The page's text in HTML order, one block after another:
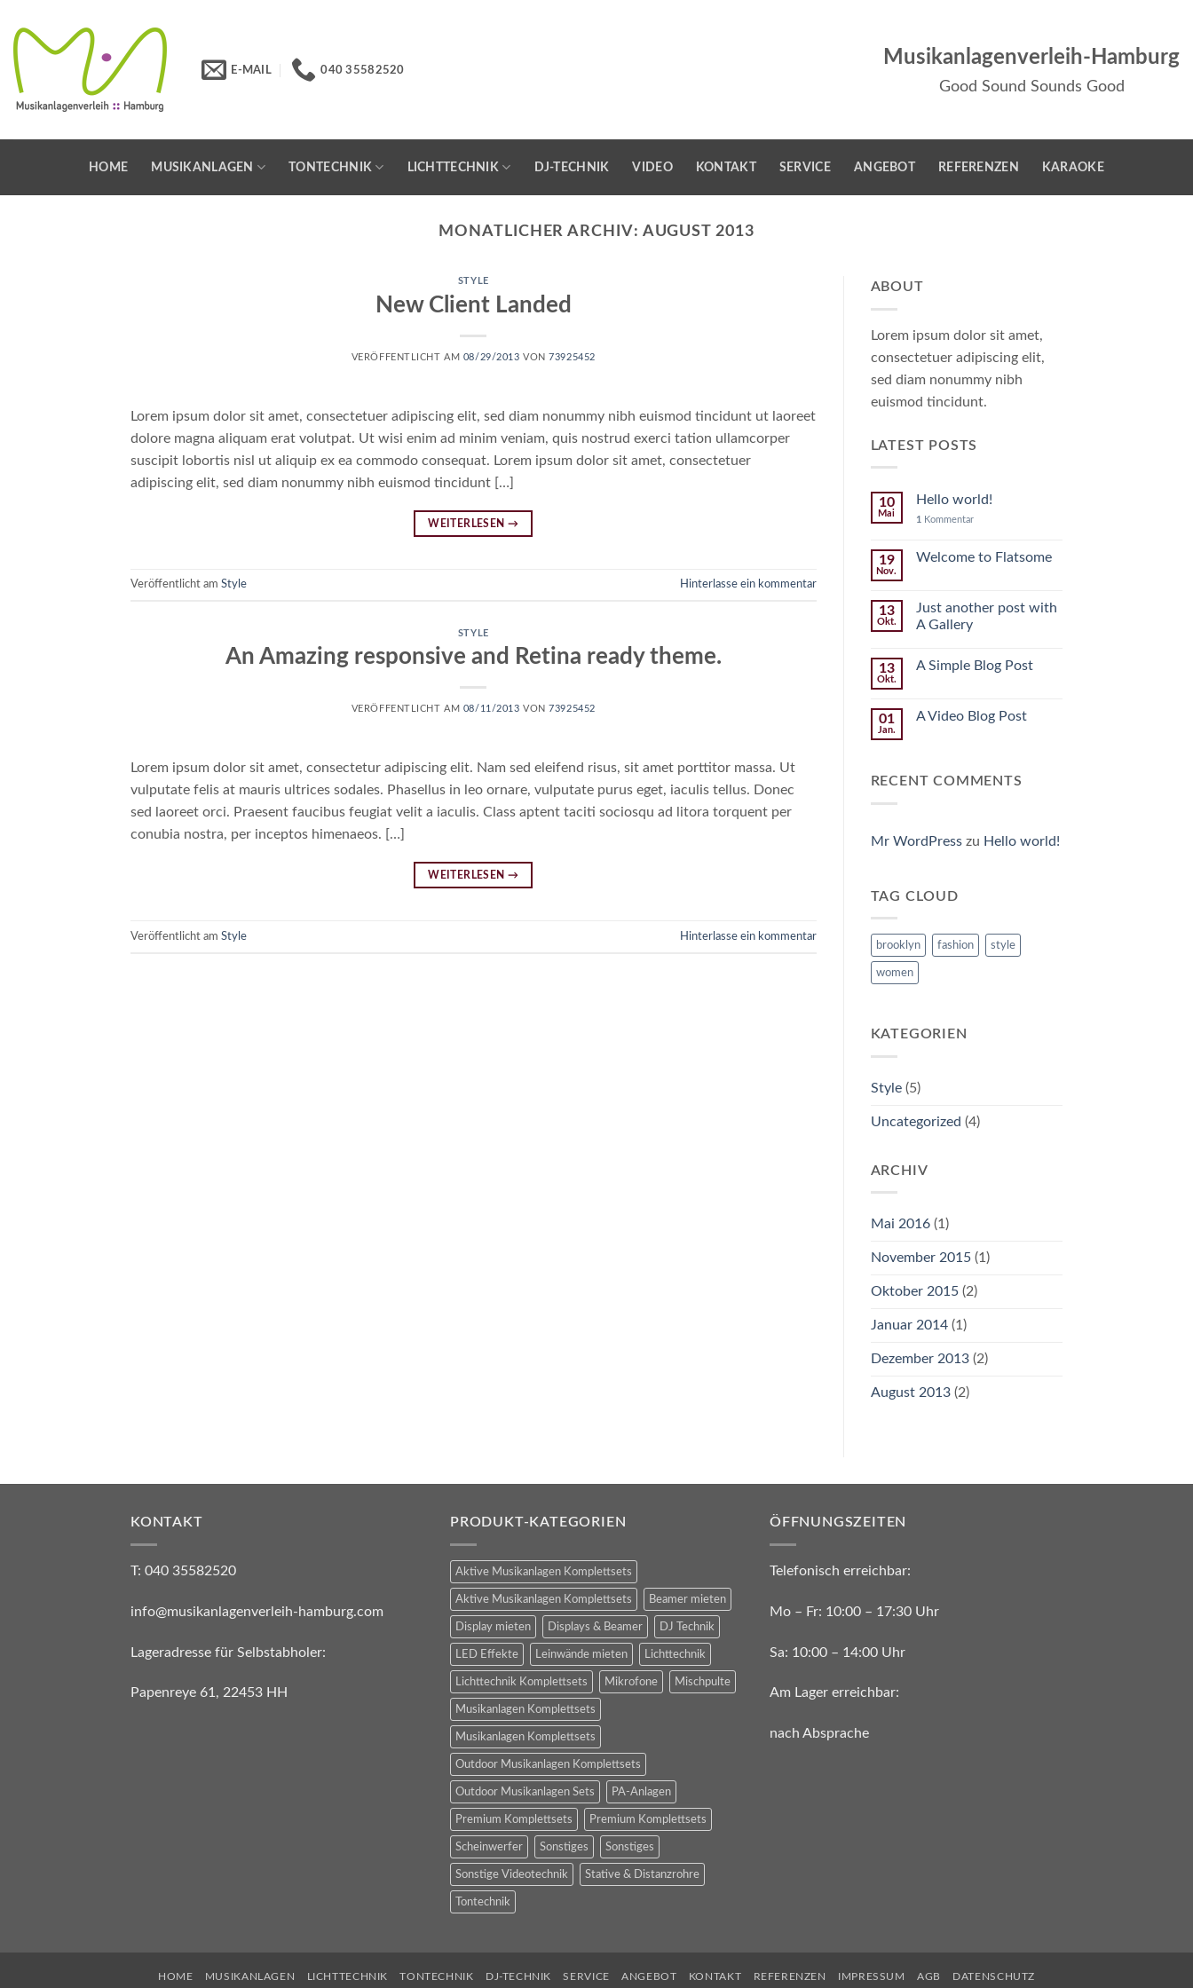
content
E-MAIL 040 35582520
Musikanlagenverleih-Hamburg
Good Sound Sounds Good
HOME MUSIKANLAGEN TONTECHNIK LICHTTECHNIK DJ-TECHNIK VIDEO KONTAKT SERVICE ANGEBOT REFERENZEN KARAOKE
MONATLICHER ARCHIV: AUGUST 2013
STYLE
New Client Landed
VERÖFFENTLICHT AM 08/29/2013 VON73925452
Lorem ipsum dolor sit amet, consectetuer adipiscing elit, sed diam nonummy nibh euismod tincidunt ut laoreet
dolore magna aliquam erat volutpat. Ut wisi enim ad minim veniam, quis nostrud exerci tation ullamcorper
suscipit lobortis nisl ut aliquip ex ea commodo consequat. Lorem ipsum dolor sit amet, consectetuer
adipiscing elit, sed diam nonummy nibh euismod tincidunt […]
WEITERLESEN →
Veröffentlicht am Style Hinterlasse ein kommentar
STYLE
An Amazing responsive and Retina ready theme.
VERÖFFENTLICHT AM 08/11/2013 VON 73925452
Lorem ipsum dolor sit amet, consectetur adipiscing elit. Nam sed eleifend risus, sit amet porttitor massa. Ut
vulputate felis at mauris ultrices sodales. Phasellus in leo ornare, vulputate purus eget, iaculis tellus. Donec
sed laoreet orci. Praesent faucibus feugiat velit a iaculis. Class aptent taciti sociosqu ad litora torquent per
conubia nostra, per inceptos himenaeos. […]
WEITERLESEN →
Veröffentlicht am Style Hinterlasse ein kommentar
ABOUT
Lorem ipsum dolor sit amet,
consectetuer adipiscing elit,
sed diam nonummy nibh
euismod tincidunt.
LATEST POSTS
10
Mai
Hello world!
1Kommentar
19
Nov.
Welcome to Flatsome
13
Okt.
Just another post with
A Gallery
13
Okt.
A Simple Blog Post
01
Jan.
A Video Blog Post
RECENT COMMENTS
Mr WordPresszu Hello world!
TAG CLOUD
brooklyn fashion style
women
KATEGORIEN
Style(5)
Uncategorized (4)
ARCHIV
Mai 2016(1)
November 2015(1)
Oktober 2015(2)
Januar 2014(1)
Dezember 2013(2)
August 2013(2)
KONTAKT
T: 040 35582520
info@musikanlagenverleih-hamburg.com
Lageradresse für Selbstabholer:
Papenreye 61, 22453 HH
PRODUKT-KATEGORIEN
Aktive Musikanlagen Komplettsets
Aktive Musikanlagen Komplettsets Beamer mieten
Display mieten Displays & Beamer DJ Technik
LED Effekte Leinwände mieten Lichttechnik
Lichttechnik Komplettsets Mikrofone Mischpulte
Musikanlagen Komplettsets
Musikanlagen Komplettsets
Outdoor Musikanlagen Komplettsets
Outdoor Musikanlagen Sets PA-Anlagen
Premium Komplettsets Premium Komplettsets
Scheinwerfer Sonstiges Sonstiges
Sonstige Videotechnik Stative & Distanzrohre
Tontechnik
ÖFFNUNGSZEITEN
Telefonisch erreichbar:
Mo – Fr: 10:00 – 17:30 Uhr
Sa: 10:00 – 14:00 Uhr
Am Lager erreichbar:
nach Absprache
HOME MUSIKANLAGEN LICHTTECHNIK TONTECHNIK DJ-TECHNIK SERVICE ANGEBOT KONTAKT REFERENZEN IMPRESSUM AGB DATENSCHUTZ